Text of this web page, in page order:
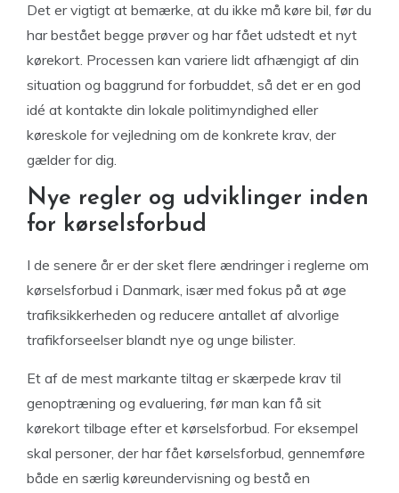
Det er vigtigt at bemærke, at du ikke må køre bil, før du
har bestået begge prøver og har fået udstedt et nyt
kørekort. Processen kan variere lidt afhængigt af din
situation og baggrund for forbuddet, så det er en god
idé at kontakte din lokale politimyndighed eller
køreskole for vejledning om de konkrete krav, der
gælder for dig.
Nye regler og udviklinger inden
for kørselsforbud
I de senere år er der sket flere ændringer i reglerne om
kørselsforbud i Danmark, især med fokus på at øge
trafiksikkerheden og reducere antallet af alvorlige
trafikforseelser blandt nye og unge bilister.
Et af de mest markante tiltag er skærpede krav til
genoptræning og evaluering, før man kan få sit
kørekort tilbage efter et kørselsforbud. For eksempel
skal personer, der har fået kørselsforbud, gennemføre
både en særlig køreundervisning og bestå en